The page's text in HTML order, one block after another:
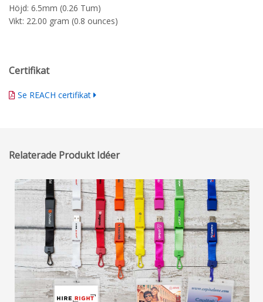
Höjd: 6.5mm (0.26 Tum)
Vikt: 22.00 gram (0.8 ounces)
Certifikat
Se REACH certifikat
Relaterade Produkt Idéer